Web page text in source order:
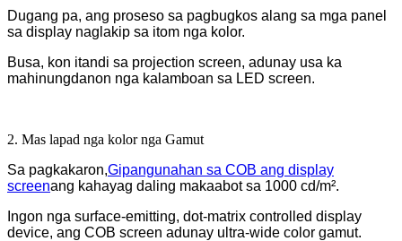
Dugang pa, ang proseso sa pagbugkos alang sa mga panel
sa display naglakip sa itom nga kolor.
Busa, kon itandi sa projection screen, adunay usa ka
mahinungdanon nga kalamboan sa LED screen.
2. Mas lapad nga kolor nga Gamut
Sa pagkakaron,Gipangunahan sa COB ang display
screenang kahayag daling makaabot sa 1000 cd/m².
Ingon nga surface-emitting, dot-matrix controlled display
device, ang COB screen adunay ultra-wide color gamut.